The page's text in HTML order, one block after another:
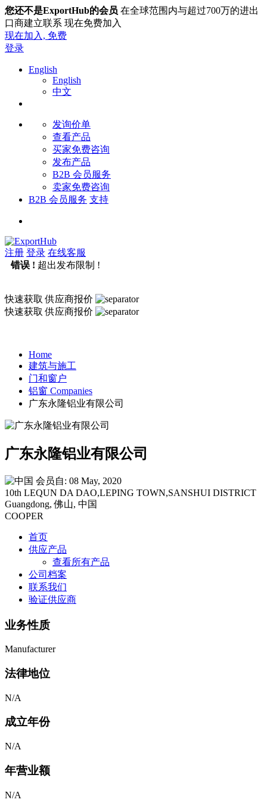
您还不是ExportHub的会员 在全球范围内与超过700万的进出
口商建立联系 现在免费加入
现在加入, 免费
登录
English
English
中文
发询价单
查看产品
买家免费咨询
发布产品
B2B 会员服务
卖家免费咨询
B2B 会员服务 支持
注册 登录 在线客服
错误 ! 超出发布限制 !
快速获取供应商报价
快速获取供应商报价
Home
建筑与施工
门和窗户
铝窗 Companies
广东永隆铝业有限公司
广东永隆铝业有限公司
会员自: 08 May, 2020
10th LEQUN DA DAO,LEPING TOWN,SANSHUI DISTRICT
Guangdong, 佛山, 中国
COOPER
首页
供应产品
查看所有产品
公司档案
联系我们
验证供应商
业务性质
Manufacturer
法律地位
N/A
成立年份
N/A
年营业额
N/A